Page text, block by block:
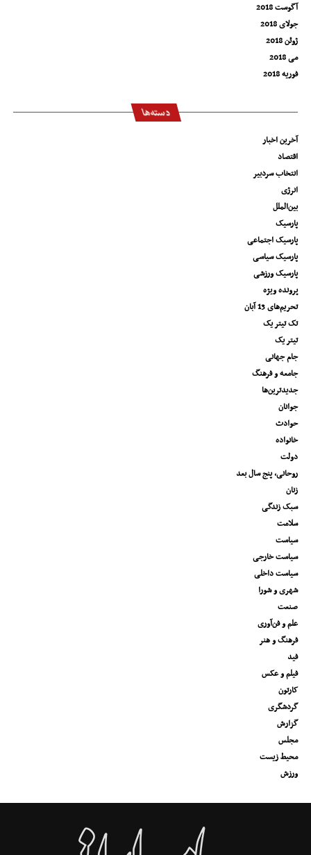
آگوست 2018
جولای 2018
ژوئن 2018
می 2018
فوریه 2018
دسته‌ها
آخرین اخبار
اقتصاد
انتخاب سردبیر
انرژی
بین‌الملل
پارسیک
پارسیک اجتماعی
پارسیک سیاسی
پارسیک ورزشی
پرونده ویژه
تحریم‌های 13 آبان
تک تیتر یک
تیتر یک
جام جهانی
جامعه و فرهنگ
جدیدترین‌ها
جوانان
حوادث
خانواده
دولت
روحانی، پنج سال بعد
زنان
سبک زندگی
سلامت
سیاست
سیاست خارجی
سیاست داخلی
شهری و شورا
صنعت
علم و فن‌آوری
فرهنگ و هنر
فید
فیلم و عکس
کارتون
گردشگری
گزارش
مجلس
محیط زیست
ورزش